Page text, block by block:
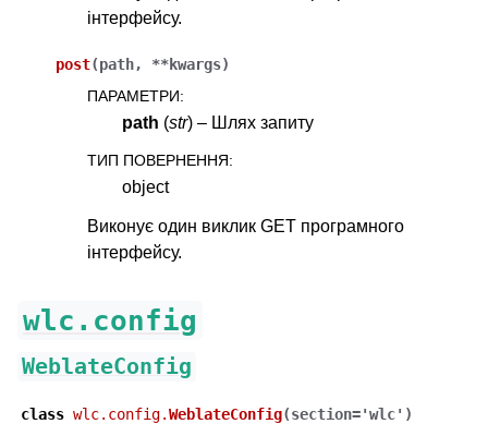
інтерфейсу.
post(path, **kwargs)
ПАРАМЕТРИ:
path (str) – Шлях запиту
ТИП ПОВЕРНЕННЯ:
object
Виконує один виклик GET програмного
інтерфейсу.
wlc.config
WeblateConfig
class wlc.config.WeblateConfig(section='wlc' )